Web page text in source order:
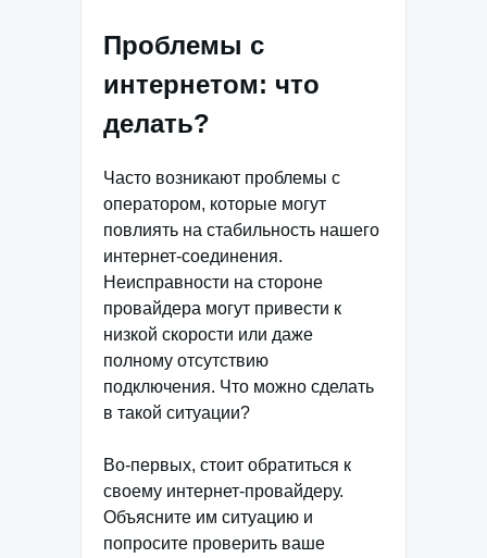
Проблемы с
интернетом: что
делать?
Часто возникают проблемы с
оператором, которые могут
повлиять на стабильность нашего
интернет-соединения.
Неисправности на стороне
провайдера могут привести к
низкой скорости или даже
полному отсутствию
подключения. Что можно сделать
в такой ситуации?
Во-первых, стоит обратиться к
своему интернет-провайдеру.
Объясните им ситуацию и
попросите проверить ваше